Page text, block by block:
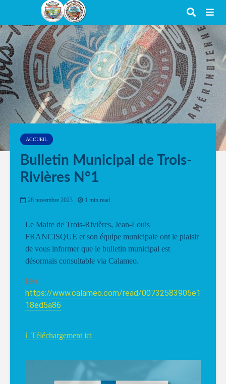
ACCUEIL
Bulletin Municipal de Trois-
Rivières N°1
28 novembre 2023 1 min read
Le Maire de Trois-Rivières, Jean-Louis
FRANCISQUE et son équipe municipale ont le plaisir
de vous informer que le bulletin municipal est
désormais consultable via Calameo.
lien :
https://www.calameo.com/read/00732583905e1
18ed5a86
ℹ Téléchargement ici